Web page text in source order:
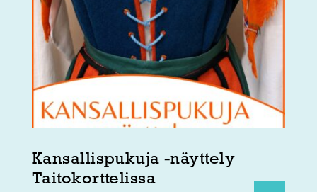
Kansallispukuja -näyttely
Taitokorttelissa